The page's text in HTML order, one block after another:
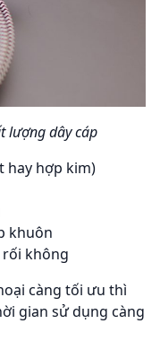
lượng dây cáp
hay hợp kim)
khuôn
không
càng tối ưu thì
gian sử dụng càng